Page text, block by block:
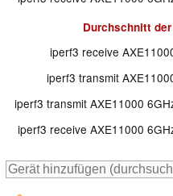
Durchschnitt
iperf3 receive
iperf3 transmit
iperf3 transmit AXE11000
iperf3 receive AXE11000